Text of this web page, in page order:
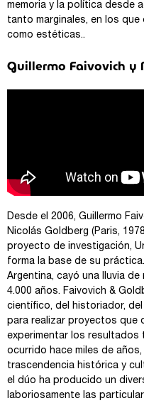
memoria y la política desde
tanto marginales, en los
como estéticas..
Guillermo Faivovich y
Desde el 2006, Guillermo
Nicolás Goldberg (Paris,
proyecto de investigación,
forma la base de su
Argentina, cayó una lluvia
4.000 años. Faivovich &
científico, del historiador,
para realizar proyectos que
experimentar los
ocurrido hace miles de
trascendencia histórica y
el dúo ha producido un
laboriosamente las